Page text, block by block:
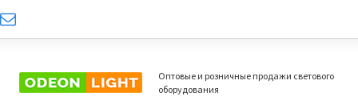
Оптовые и розничные продажи светового
оборудования